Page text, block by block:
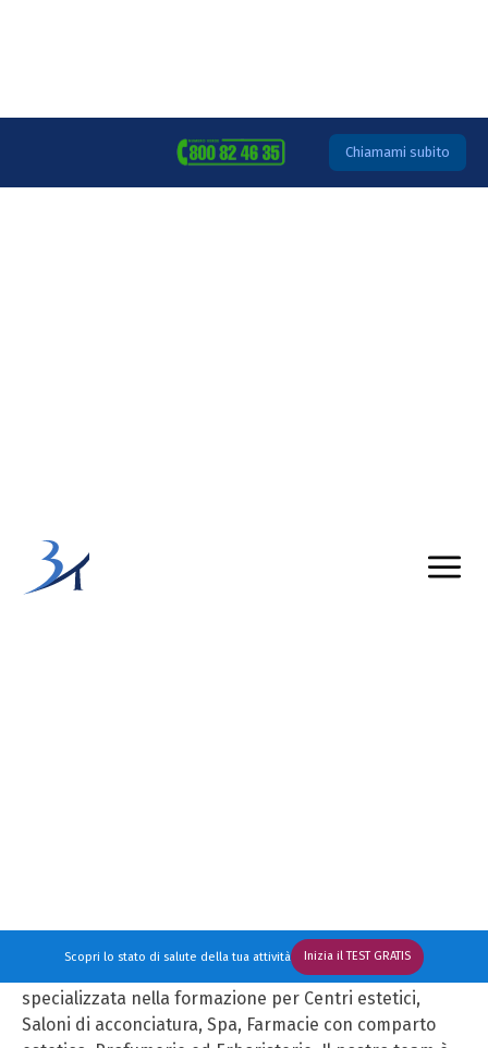
Chiamami subito
Scopri lo stato di salute della tua attività Inizia il TEST GRATIS
è un'azienda consolidata e altamente
specializzata nella formazione per Centri estetici,
Saloni di acconciatura, Spa, Farmacie con comparto